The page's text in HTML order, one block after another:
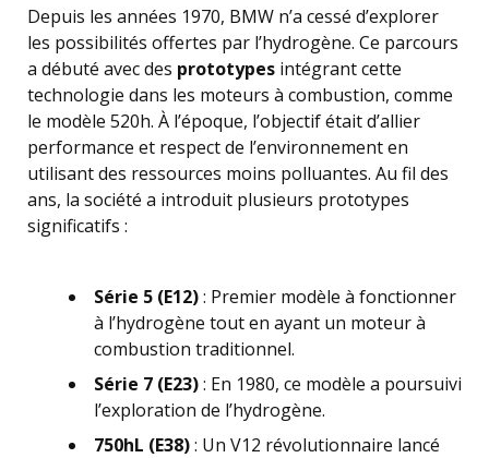
Depuis les années 1970, BMW n’a cessé d’explorer
les possibilités offertes par l’hydrogène. Ce parcours
a débuté avec des prototypes intégrant cette
technologie dans les moteurs à combustion, comme
le modèle 520h. À l’époque, l’objectif était d’allier
performance et respect de l’environnement en
utilisant des ressources moins polluantes. Au fil des
ans, la société a introduit plusieurs prototypes
significatifs :
Série 5 (E12): Premier modèle à fonctionner
à l’hydrogène tout en ayant un moteur à
combustion traditionnel.
Série 7 (E23): En 1980, ce modèle a poursuivi
l’exploration de l’hydrogène.
750hL (E38): Un V12 révolutionnaire lancé